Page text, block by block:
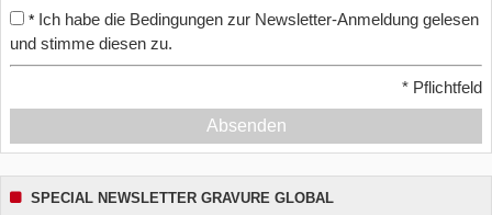
* Ich habe die Bedingungen zur Newsletter-Anmeldung gelesen
und stimme diesen zu.
* Pflichtfeld
Absenden
SPECIAL NEWSLETTER GRAVURE GLOBAL